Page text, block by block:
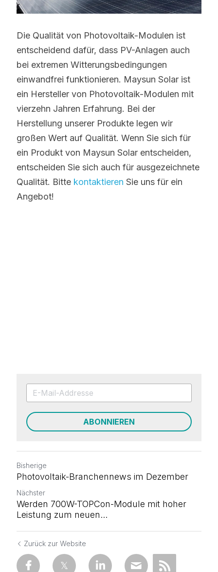
Die Qualität von Photovoltaik-Modulen ist
entscheidend dafür, dass PV-Anlagen auch
bei extremen Witterungsbedingungen
einwandfrei funktionieren. Maysun Solar ist
ein Hersteller von Photovoltaik-Modulen mit
vierzehn Jahren Erfahrung. Bei der
Herstellung unserer Produkte legen wir
großen Wert auf Qualität. Wenn Sie sich für
ein Produkt von Maysun Solar entscheiden,
entscheiden Sie sich auch für ausgezeichnete
Qualität. Bitte kontaktieren Sie uns für ein
Angebot!
ABONNIEREN
Bisherige
Photovoltaik-Branchennews im Dezember
Nächster
Werden 700W-TOPCon-Module mit hoher
Leistung zum neuen...
Zurück zur Website